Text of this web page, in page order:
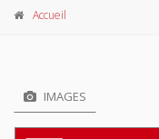
Accueil
IMAGES